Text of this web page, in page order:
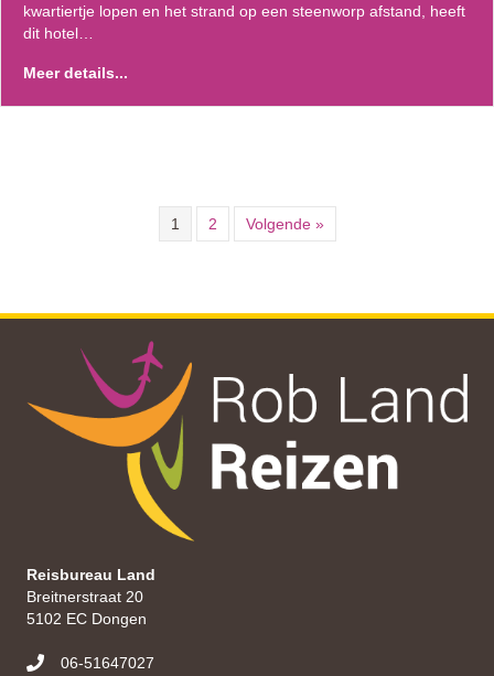
kwartiertje lopen en het strand op een steenworp afstand, heeft
dit hotel…
Meer details...
1 2 Volgende »
Reisbureau Land
Breitnerstraat 20
5102 EC Dongen
06-51647027